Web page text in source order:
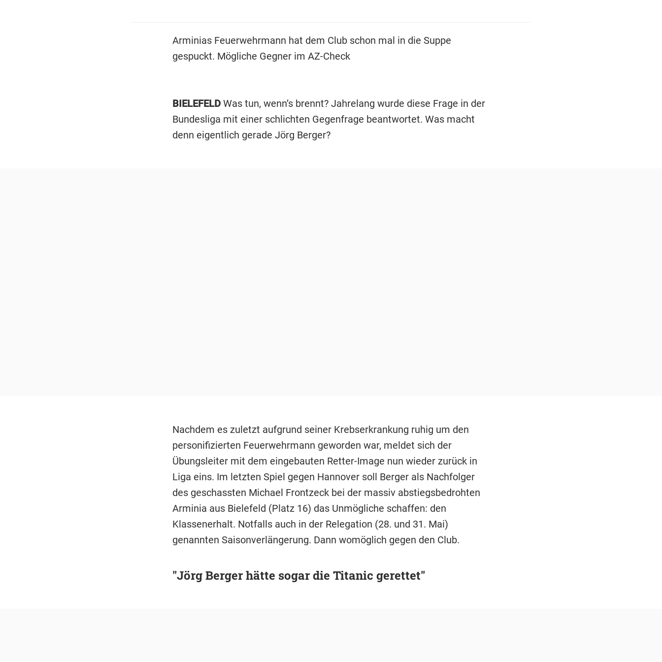
Arminias Feuerwehrmann hat dem Club schon mal in die Suppe
gespuckt. Mögliche Gegner im AZ-Check
BIELEFELDWas tun, wenn’s brennt? Jahrelang wurde diese Frage in der
Bundesliga mit einer schlichten Gegenfrage beantwortet. Was macht
denn eigentlich gerade Jörg Berger?
Nachdem es zuletzt aufgrund seiner Krebserkrankung ruhig um den
personifizierten Feuerwehrmann geworden war, meldet sich der
Übungsleiter mit dem eingebauten Retter-Image nun wieder zurück in
Liga eins. Im letzten Spiel gegen Hannover soll Berger als Nachfolger
des geschassten Michael Frontzeck bei der massiv abstiegsbedrohten
Arminia aus Bielefeld (Platz 16) das Unmögliche schaffen: den
Klassenerhalt. Notfalls auch in der Relegation (28. und 31. Mai)
genannten Saisonverlängerung. Dann womöglich gegen den Club.
"Jörg Berger hätte sogar die Titanic gerettet"